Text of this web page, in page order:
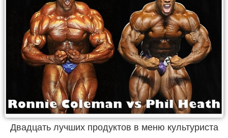
Двадцать лучших продуктов в меню культуриста